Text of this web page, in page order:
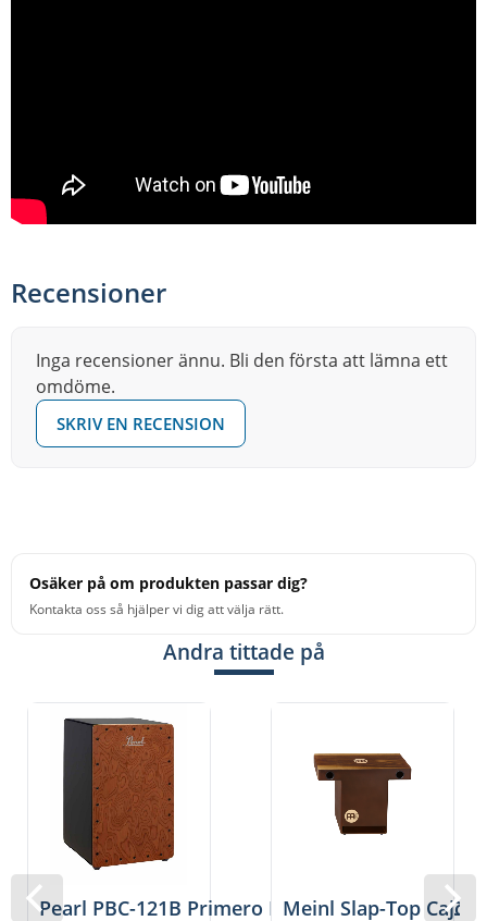
Recensioner
Inga recensioner ännu. Bli den första att lämna ett
omdöme.
SKRIV EN RECENSION
Osäker på om produkten passar dig?
Kontakta oss så hjälper vi dig att välja rätt.
Andra tittade på
Pearl PBC-121B Primero Box Cajon, Figured
Meinl Slap-Top Cajon